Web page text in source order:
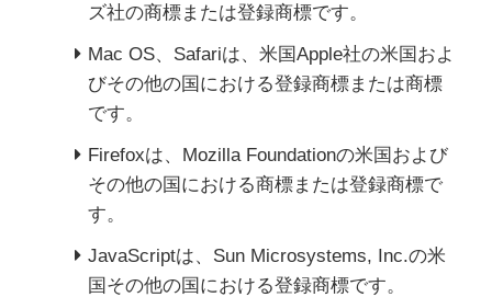
ズ社の商標または登録商標です。
Mac OS、Safariは、米国Apple社の米国およ
びその他の国における登録商標または商標
です。
Firefoxは、Mozilla Foundationの米国および
その他の国における商標または登録商標で
す。
JavaScriptは、Sun Microsystems, Inc.の米
国その他の国における登録商標です。